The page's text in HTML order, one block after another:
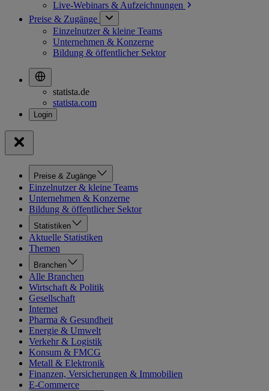
Live-Webinars & Aufzeichnungen
Preise & Zugänge
Einzelnutzer & kleine Teams
Unternehmen & Konzerne
Bildung & öffentlicher Sektor
statista.de
statista.com
Preise & Zugänge
Einzelnutzer & kleine Teams
Unternehmen & Konzerne
Bildung & öffentlicher Sektor
Statistiken
Aktuelle Statistiken
Themen
Branchen
Alle Branchen
Wirtschaft & Politik
Gesellschaft
Internet
Pharma & Gesundheit
Energie & Umwelt
Verkehr & Logistik
Konsum & FMCG
Metall & Elektronik
Finanzen, Versicherungen & Immobilien
E-Commerce